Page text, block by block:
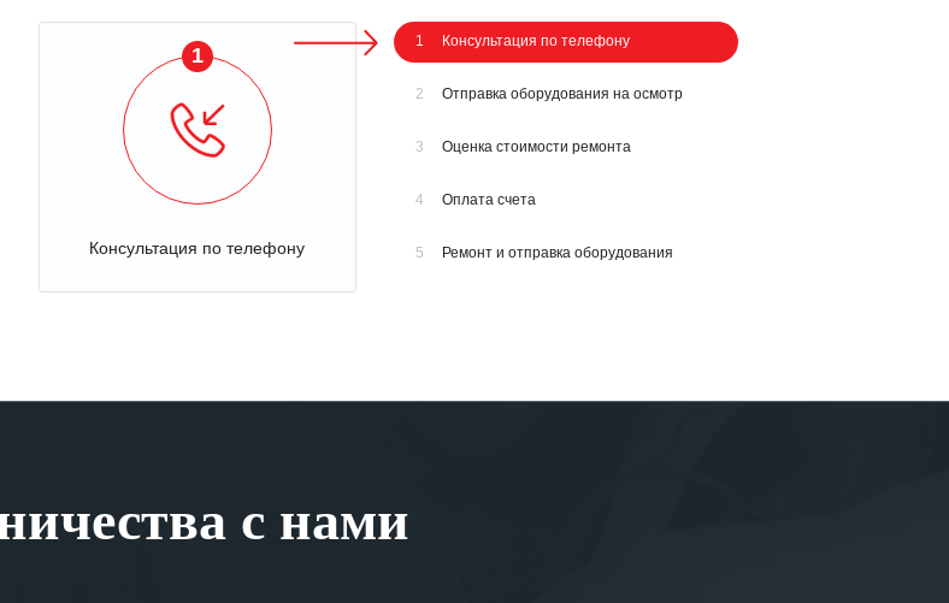
1
Консультация по телефону
1 Консультация по телефону
2 Отправка оборудования на осмотр
3 Оценка стоимости ремонта
4 Оплата счета
5 Ремонт и отправка оборудования
с нами